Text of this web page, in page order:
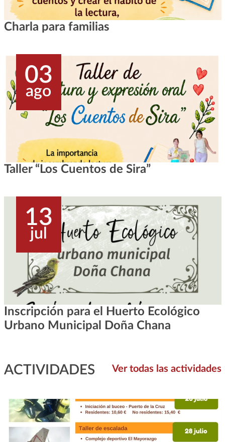
Charla para familias
03
ago
Taller “Los Cuentos de Sira”
13
jul
Inscripción para el Huerto Ecológico
Urbano Municipal Doña Chana
ACTIVIDADES Ver todas las actividades